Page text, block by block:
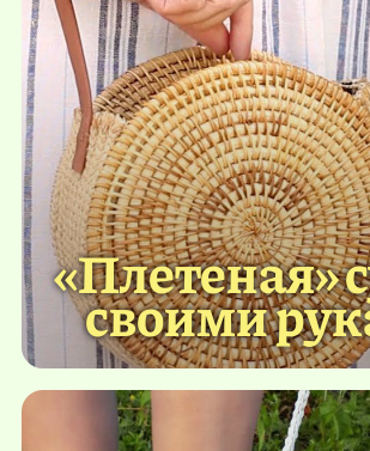
«Плетеная»
своими